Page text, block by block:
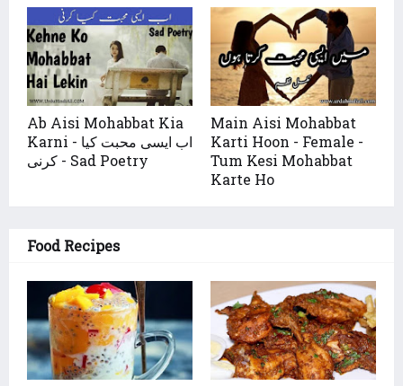
Ab Aisi Mohabbat Kia
Karni - اب ایسی محبت کیا
کرنی - Sad Poetry
Main Aisi Mohabbat
Karti Hoon - Female -
Tum Kesi Mohabbat
Karte Ho
Food Recipes